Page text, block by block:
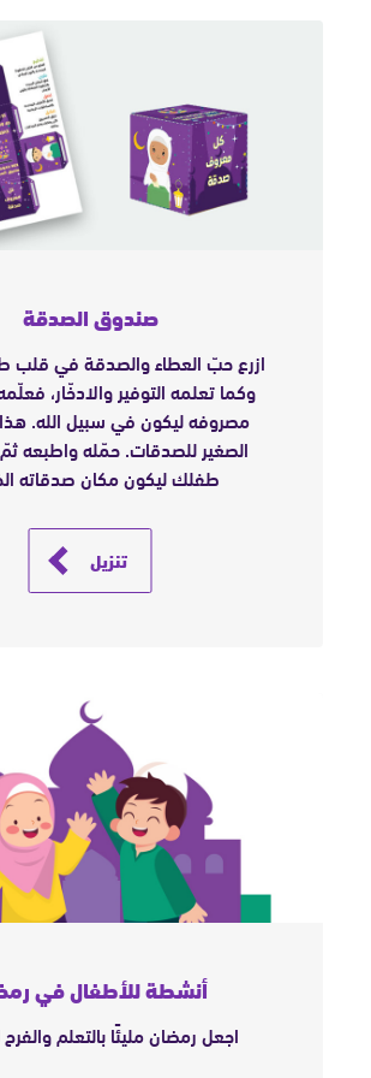
حماية الأطفال الصارمة هم
المباشر معهم، وفي التقرير
البريد الإلكتروني
الأطفال وكفالة الأيتام.
صندوق الصدقة
ازرع حبّ العطاء والصدقة في قلب
وكما تعلمه التوفير والادخّار،
مصروفه ليكون في سبيل الله.
الصغير للصدقات. حمّله واطبعه
طفلك ليكون مكان صدقاته
تنزيل
أنشطة للأطفال في
اﺟﻌﻞ رﻣﻀﺎن ﻣﻠﻴﺌًﺎ ﺑﺎﻟﺘﻌﻠﻢ